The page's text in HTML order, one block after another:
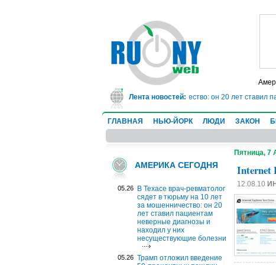
Лента новостей:
сядет в тюрьму на 10 лет за мошенничество: он 20 лет ставил
ГЛАВНАЯ НЬЮ-ЙОРК ЛЮДИ ЗАКОН
АМЕРИКА СЕГОДНЯ
05.26
В Техасе врач-ревматолог
сядет в тюрьму на 10 лет
за мошенничество: он 20
лет ставил пациентам
неверные диагнозы и
находил у них
несуществующие болезни
05.26 Трамп отложил введение
Пятница, 7
Internet
12.08.10